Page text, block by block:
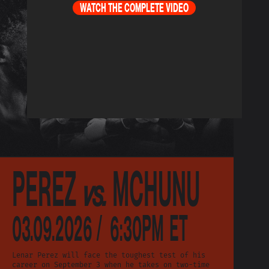
PEREZvs.MCHUNU
03.09.2026 /6:30PM ET
Lenar Perez will face the toughest test of his
career on September 3 when he takes on two-time
WATCH THE COMPLETE VIDEO